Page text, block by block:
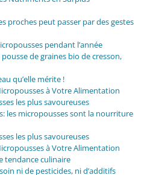
proches peut passer par des gestes
pendant l’année
de graines bio de cresson,
qu’elle mérite !
à Votre Alimentation
les plus savoureuses
les micropousses sont la nourriture
les plus savoureuses
à Votre Alimentation
tendance culinaire
ni de pesticides, ni d’additifs